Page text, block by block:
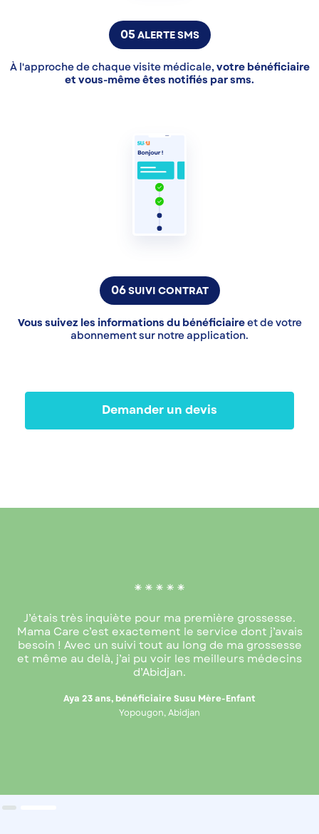
05ALERTE SMS
À l'approche de chaque visite médicale,votre bénéficiaire
et vous-même êtes notifiés par sms.
06SUIVI CONTRAT
Vous suivez les informations du bénéficiaireet de votre
abonnement sur notre application.
Demander un devis
J’étais très inquiète pour ma première grossesse.
Mama Care c’est exactement le service dont j’avais
besoin ! Avec un suivi tout au long de ma grossesse
et même au delà, j’ai pu voir les meilleurs médecins
d’Abidjan.
Aya 23 ans, bénéficiaire Susu Mère-Enfant
Yopougon, Abidjan